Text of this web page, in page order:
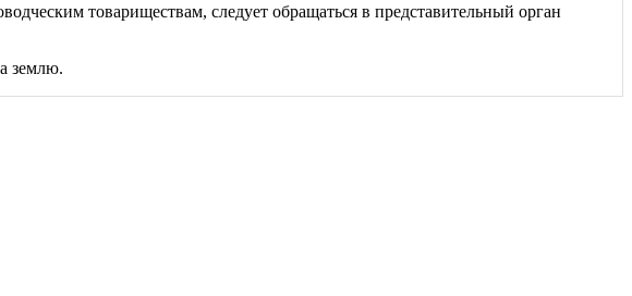
товариществам, следует обращаться в представительный орган
землю.